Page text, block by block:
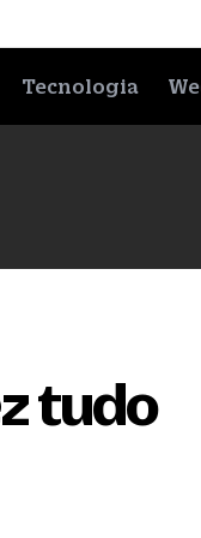
Tecnologia
tudo